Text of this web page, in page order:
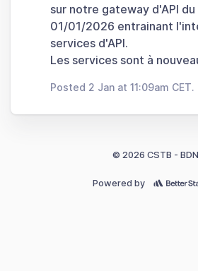
sur notre gateway d'API
01/01/2026 entrainant
services d'API.
Les services sont à
Posted 2 Jan at 11:09am CET.
© 2026 CSTB -
Powered by